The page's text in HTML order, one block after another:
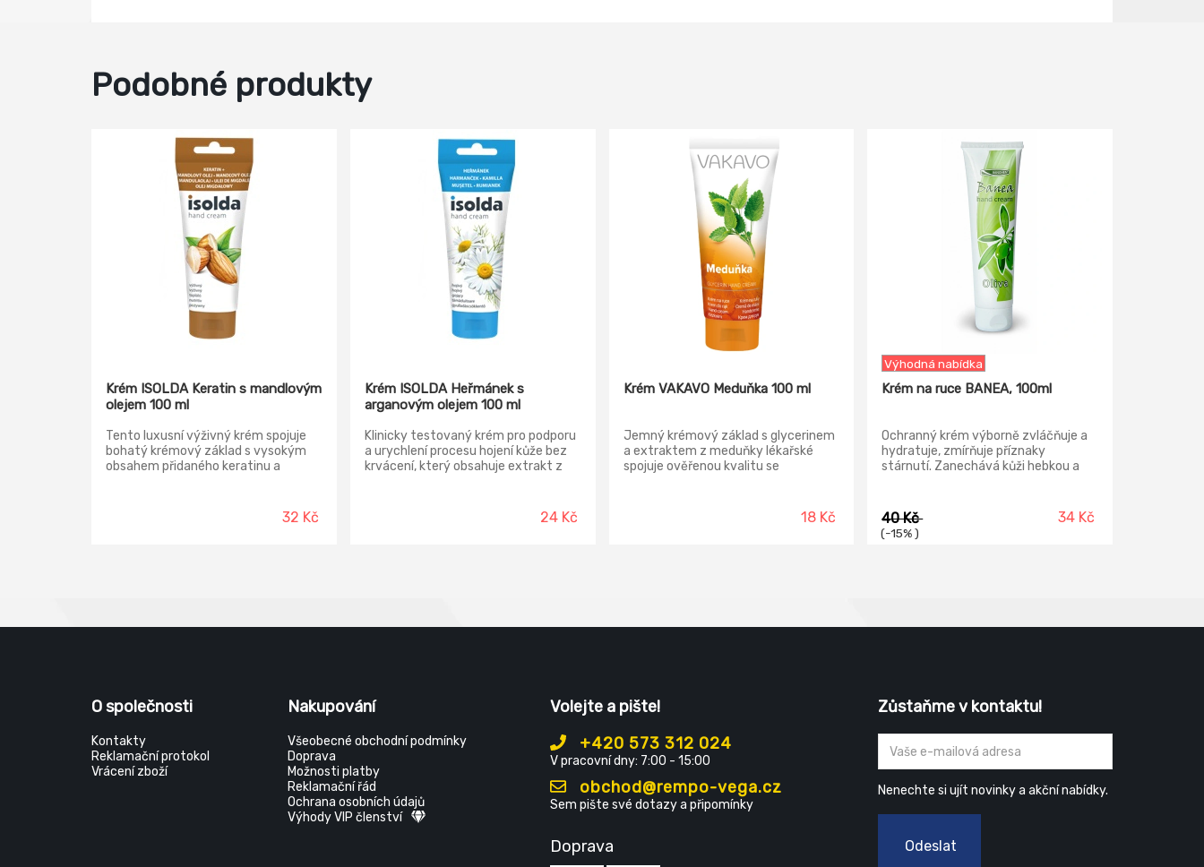
Podobné produkty
Krém ISOLDA Keratin s mandlovým
olejem 100 ml
Tento luxusní výživný krém spojuje
bohatý krémový základ s vysokým
obsahem přidaného keratinu a
našimi krémy. Originální kombinace
těchto složek napomáhá k udržení
32 Kč
Krém ISOLDA Heřmánek s
arganovým olejem 100 ml
Klinicky testovaný krém pro podporu
a urychlení procesu hojení kůže bez
krvácení, který obsahuje extrakt z
24 Kč
Krém VAKAVO Meduňka 100 ml
Jemný krémový základ s glycerinem
a extraktem z meduňky lékařské
spojuje ověřenou kvalitu se
zjemňovat. Nezanechává pocit18 Kč
Výhodná nabídka
Krém na ruce BANEA, 100ml
Ochranný krém výborně zvláčňuje a
hydratuje, zmírňuje příznaky
stárnutí. Zanechává kůži hebkou a
40 Kč
(-15% )
34 Kč
O společnosti
Kontakty
Reklamační protokol
Vrácení zboží
Nakupování
Všeobecné obchodní podmínky
Doprava
Možnosti platby
Reklamační řád
Ochrana osobních údajů
Výhody VIP členství
Volejte a pište!
+420 573 312 024
V pracovní dny: 7:00 - 15:00
obchod@rempo-vega.cz
Sem pište své dotazy a připomínky
Doprava
Zůstaňme v kontaktu!
Nenechte si ujít novinky a akční nabídky.
Odeslat